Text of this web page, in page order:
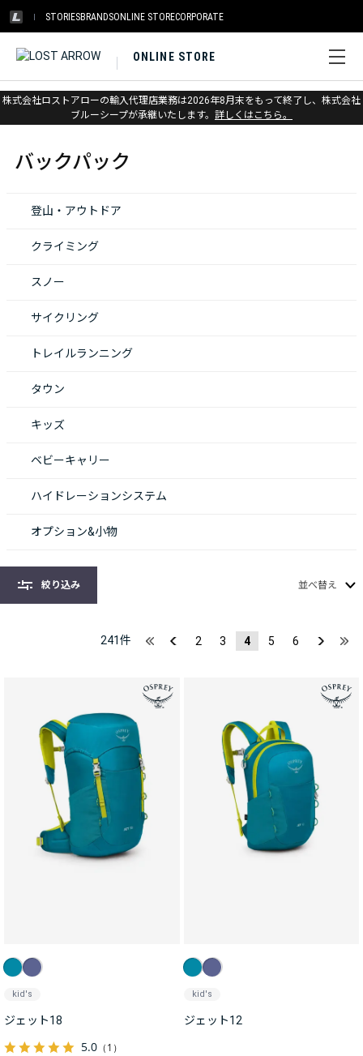
STORIESBRANDSONLINE STORECORPORATE
ONLINE STORE
株式会社ロストアローの輸入代理店業務は2026年8月末をもって終了し、株式会社
ブルーシープが承継いたします。 詳しくはこちら。
ホーム > バックパック
バックパック
絞り込み 並べ替え
241件 2 3 4 5 6
kid's
ジェット18
5.0 （1）
kid's
ジェット12
登山・アウトドア
クライミング
スノー
サイクリング
トレイルランニング
タウン
キッズ
ベビーキャリー
ハイドレーションシステム
オプション&小物